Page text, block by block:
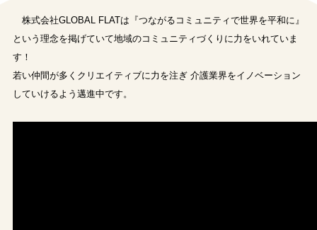
株式会社GLOBAL FLATは『つながるコミュニティで世界を平和に』
という理念を掲げていて地域のコミュニティづくりに力をいれていま
す！
若い仲間が多くクリエイティブに力を注ぎ 介護業界をイノベーション
していけるよう邁進中です。